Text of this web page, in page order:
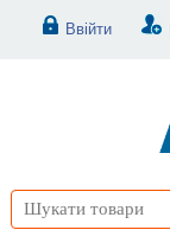
Ввійти